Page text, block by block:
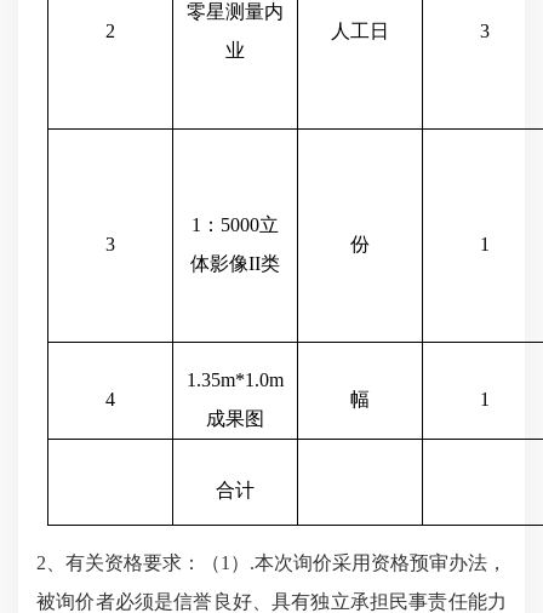
2
零星测量内
业
人工日 3
3
1：5000立
体影像II类
份 1
4
1.35m*1.0m
成果图
幅 1
合计
2、有关资格要求：（1）.本次询价采用资格预审办法，
被询价者必须是信誉良好、具有独立承担民事责任能力